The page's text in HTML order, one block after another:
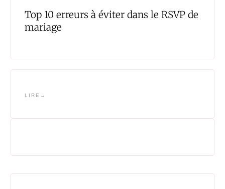
Top 10 erreurs à éviter dans le RSVP de
mariage
LIRE